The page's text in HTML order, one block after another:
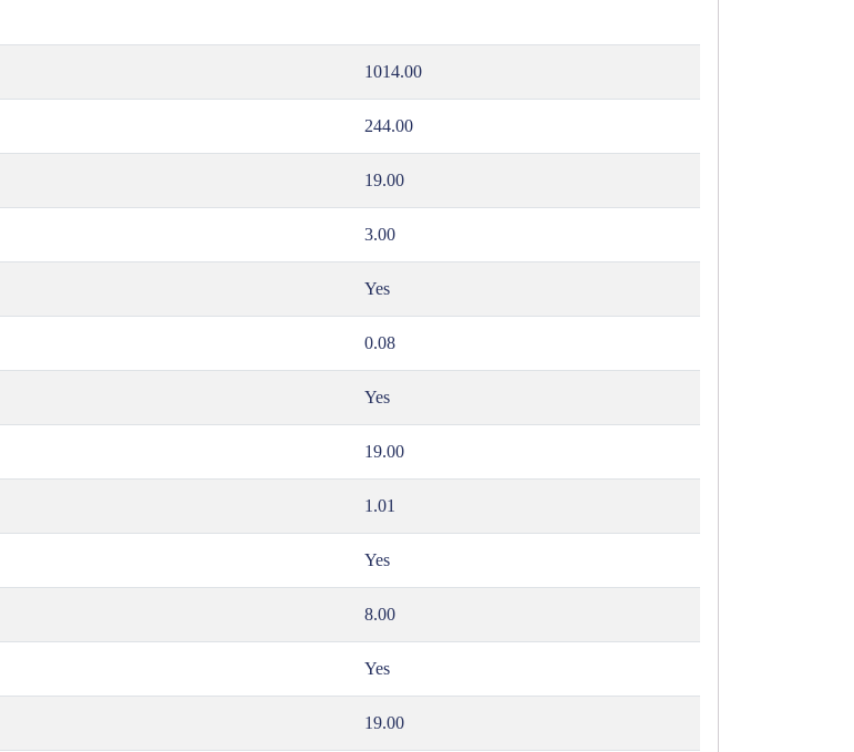
1014.00
244.00
19.00
3.00
Yes
0.08
Yes
19.00
1.01
Yes
8.00
Yes
19.00